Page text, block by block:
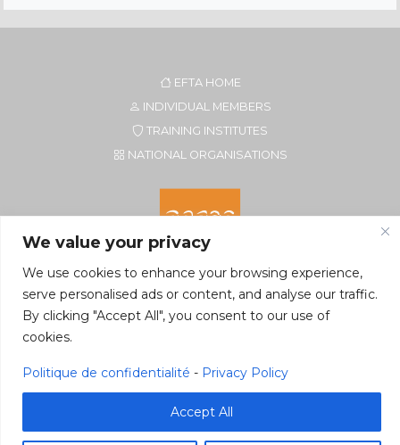
We value your privacy
We use cookies to enhance your browsing experience,
serve personalised ads or content, and analyse our traffic.
By clicking "Accept All", you consent to our use of
cookies.
Politique de confidentialité - Privacy Policy
Accept All
EFTA HOME
INDIVIDUAL MEMBERS
TRAINING INSTITUTES
NATIONAL ORGANISATIONS
5590 Ciney, Belgium
Tel. +32 496 22 22 96